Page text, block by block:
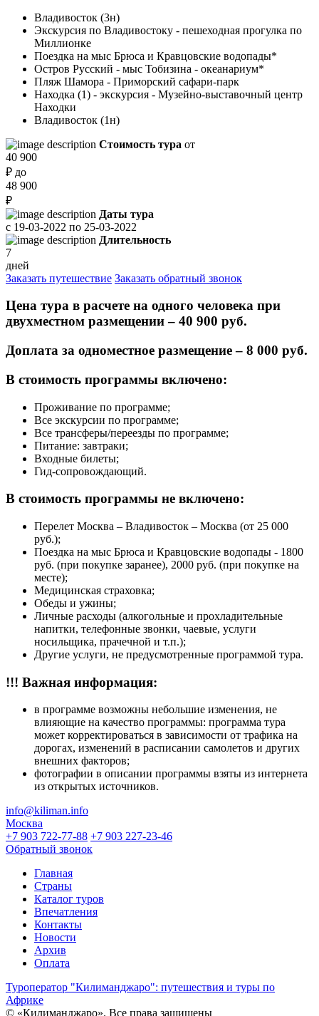
Владивосток (3н)
Экскурсия по Владивостоку - пешеходная прогулка по
Миллионке
Поездка на мыс Брюса и Кравцовские водопады*
Остров Русский - мыс Тобизина - океанариум*
Пляж Шамора - Приморский сафари-парк
Находка (1) - экскурсия - Музейно-выставочный центр
Находки
Владивосток (1н)
Стоимость тура от
40 900
₽ до
48 900
₽
Даты тура
с 19-03-2022 по 25-03-2022
Длительность
7
дней
Заказать путешествие Заказать обратный звонок
Цена тура в расчете на одного человека при
двухместном размещении – 40 900 руб.
Доплата за одноместное размещение – 8 000 руб.
В стоимость программы включено:
Проживание по программе;
Все экскурсии по программе;
Все трансферы/переезды по программе;
Питание: завтраки;
Входные билеты;
Гид-сопровождающий.
В стоимость программы не включено:
Перелет Москва – Владивосток – Москва (от 25 000
руб.);
Поездка на мыс Брюса и Кравцовские водопады - 1800
руб. (при покупке заранее), 2000 руб. (при покупке на
месте);
Медицинская страховка;
Обеды и ужины;
Личные расходы (алкогольные и прохладительные
напитки, телефонные звонки, чаевые, услуги
носильщика, прачечной и т.п.);
Другие услуги, не предусмотренные программой тура.
!!! Важная информация:
в программе возможны небольшие изменения, не
влияющие на качество программы: программа тура
может корректироваться в зависимости от трафика на
дорогах, изменений в расписании самолетов и других
внешних факторов;
фотографии в описании программы взяты из интернета
из открытых источников.
info@kiliman.info
Москва
+7 903 722-77-88 +7 903 227-23-46
Обратный звонок
Главная
Страны
Каталог туров
Впечатления
Контакты
Новости
Архив
Оплата
Туроператор "Килиманджаро": путешествия и туры по
Африке
© «Килиманджаро». Все права защищены